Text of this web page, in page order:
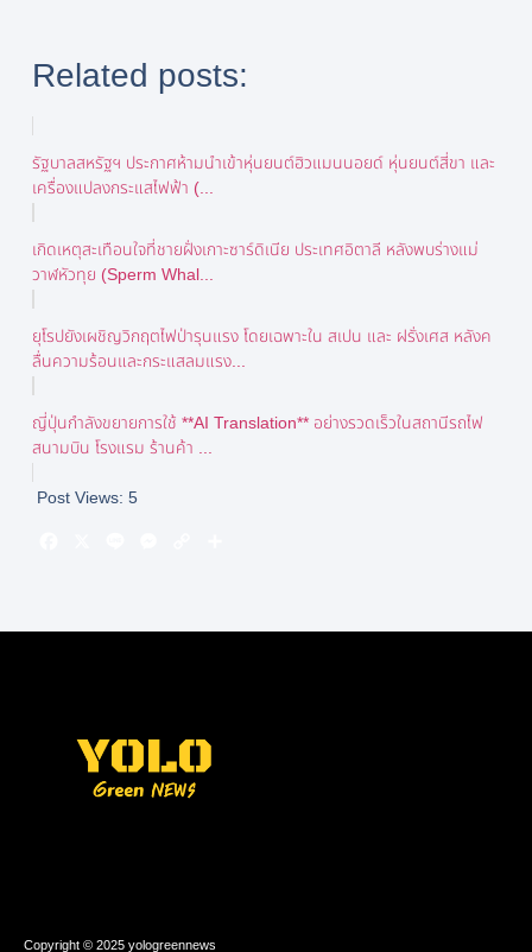
Related posts:
รัฐบาลสหรัฐฯ ประกาศห้ามนำเข้าหุ่นยนต์ฮิวแมนนอยด์ หุ่นยนต์สี่ขา และ
เครื่องแปลงกระแสไฟฟ้า (...
เกิดเหตุสะเทือนใจที่ชายฝั่งเกาะซาร์ดิเนีย ประเทศอิตาลี หลังพบร่างแม่
วาฬหัวทุย (Sperm Whal...
ยุโรปยังเผชิญวิกฤตไฟป่ารุนแรง โดยเฉพาะใน สเปน และ ฝรั่งเศส หลังค
ลื่นความร้อนและกระแสลมแรง...
ญี่ปุ่นกำลังขยายการใช้ **AI Translation** อย่างรวดเร็วในสถานีรถไฟ
สนามบิน โรงแรม ร้านค้า ...
Post Views: 5
Copyright © 2025 yologreennews